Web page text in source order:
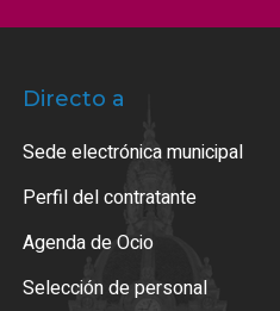
Directo a
Sede electrónica municipal
Perfil del contratante
Agenda de Ocio
Selección de personal